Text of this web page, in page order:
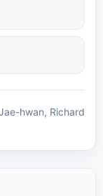
hwan, Richard